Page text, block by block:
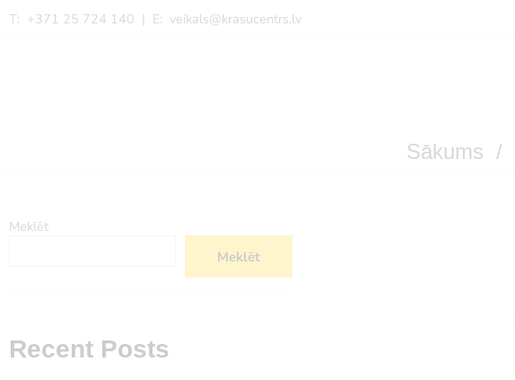
T: +371 25 724 140 | E: veikals@krasucentrs.lv
Sākums /
Meklēt
Meklēt
Recent Posts